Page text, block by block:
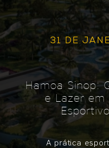
31 DE
Hamoa Sinop:
e Lazer em
A prática